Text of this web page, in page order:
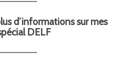
d’informations sur mes
DELF